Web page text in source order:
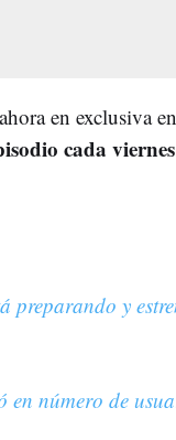
en exclusiva en
cada viernes
preparando y
número de